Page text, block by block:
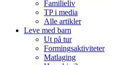
Familieliv
TP i media
Alle artikler
Leve med barn
Ut på tur
Formingsaktiviteter
Matlaging